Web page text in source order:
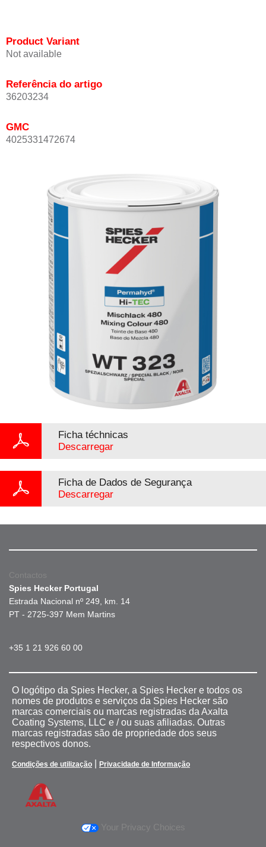
Product Variant
Not available
Referência do artigo
36203234
GMC
4025331472674
Ficha téchnicas
Descarregar
Ficha de Dados de Segurança
Descarregar
Contactos
Spies Hecker Portugal
Estrada Nacional nº 249, km. 14
PT - 2725-397 Mem Martins
+35 1 21 926 60 00
O logótipo da Spies Hecker, a Spies Hecker e todos os
nomes de produtos e serviços da Spies Hecker são
marcas comerciais ou marcas registradas da Axalta
Coating Systems, LLC e / ou suas afiliadas. Outras
marcas registradas são de propriedade dos seus
respectivos donos.
Condições de utilização Privacidade de Informação
Your Privacy Choices